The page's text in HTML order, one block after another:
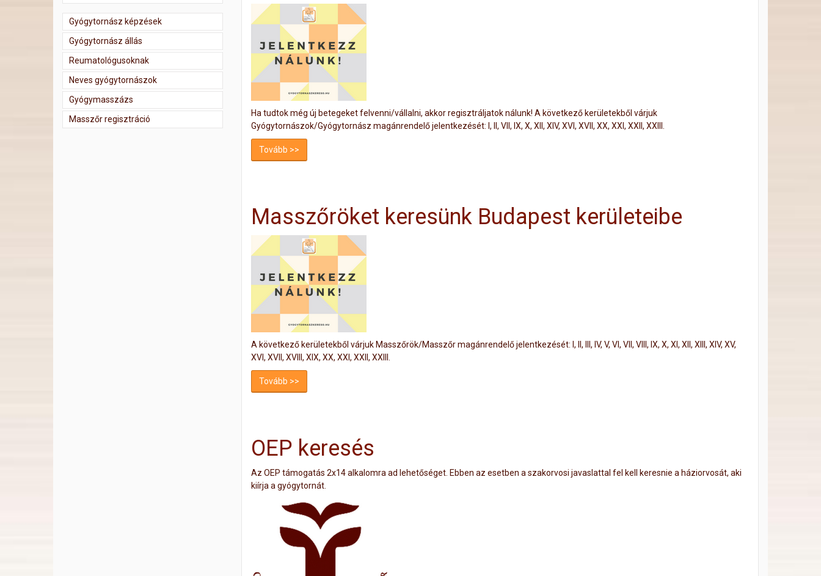
Ha tudtok még új betegeket felvenni/vállalni, akkor regisztráljatok nálunk! A következő kerületekből várjuk
Gyógytornászok/Gyógytornász magánrendelő jelentkezését: I, II, VII, IX, X, XII, XIV, XVI, XVII, XX, XXI, XXII, XXIII.
Tovább >>
Masszőröket keresünk Budapest kerületeibe
A következő kerületekből várjuk Masszőrök/Masszőr magánrendelő jelentkezését: I, II, III, IV, V, VI, VII, VIII, IX, X, XI, XII, XIII, XIV, XV,
XVI, XVII, XVIII, XIX, XX, XXI, XXII, XXIII.
Tovább >>
OEP keresés
Az OEP támogatás 2x14 alkalomra ad lehetőséget. Ebben az esetben a szakorvosi javaslattal fel kell keresnie a háziorvosát, aki
kiírja a gyógytornát.
Gyógytornász képzések
Gyógytornász állás
Reumatológusoknak
Neves gyógytornászok
Gyógymasszázs
Masszőr regisztráció